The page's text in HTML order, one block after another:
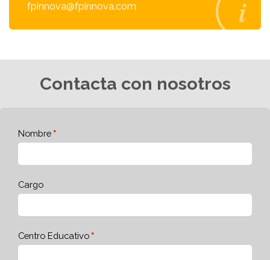
fpinnova@fpinnova.com
Contacta con nosotros
Nombre
Cargo
Centro Educativo